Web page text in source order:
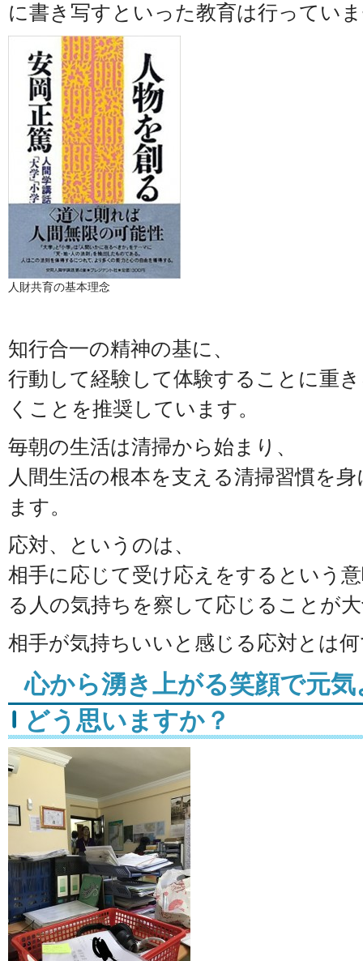
に書き写すといった教育は行ってい
人財共育の基本理念
知行合一の精神の基に、
行動して経験して体験することに重
くことを推奨しています。
毎朝の生活は清掃から始まり、
人間生活の根本を支える清掃習慣を
ます。
応対、というのは、
相手に応じて受け応えをするという
る人の気持ちを察して応じることが
相手が気持ちいいと感じる応対とは
心から湧き上がる笑顔で元
どう思いますか？